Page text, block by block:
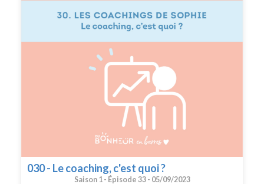
030 - Le coaching, c'est quoi ?
Saison 1 - Épisode 33 - 05/09/2023